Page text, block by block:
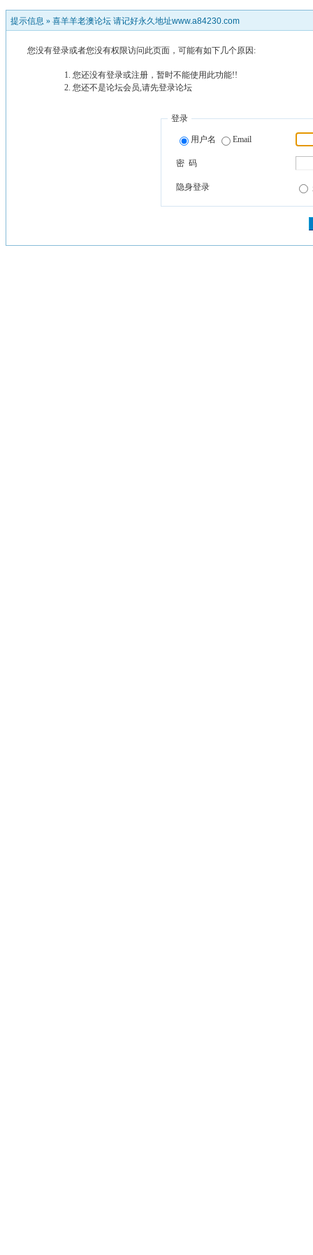
提示信息 » 喜羊羊老澳论坛 请记好永久地址www.a84230.com
您没有登录或者您没有权限访问此页面，可能有如下几个原因:
您还没有登录或注册，暂时不能使用此功能!!
您还不是论坛会员,请先登录论坛
登录
用户名 Email
密 码
隐身登录